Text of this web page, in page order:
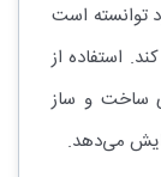
توانسته است
استفاده از
ساخت و ساز
می‌دهد.